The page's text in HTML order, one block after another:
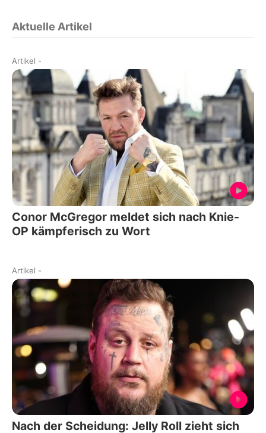
Aktuelle Artikel
Artikel -
Conor McGregor meldet sich nach Knie-
OP kämpferisch zu Wort
Artikel -
Nach der Scheidung: Jelly Roll zieht sich